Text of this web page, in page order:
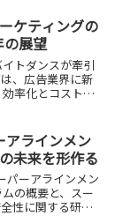
ケティングの
展望
トダンスが牽引
、広告業界に新
率化とコスト削
アラインメン
未来を形作る
パーアラインメン
の概要と、スー
性に関する研究